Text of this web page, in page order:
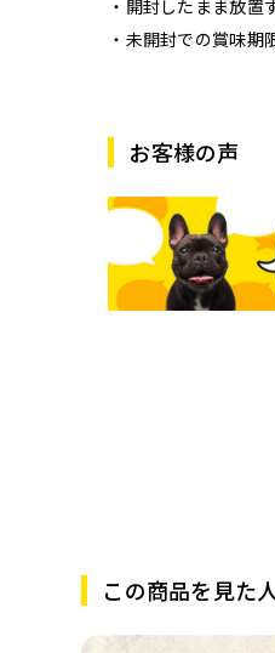
開封したまま放置
未開封での賞味期
お客様の声
この商品を見た